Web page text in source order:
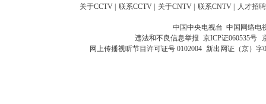
关于CCTV | 联系CCTV | 关于CNTV | 联系CNTV | 人才招聘
中国中央电视台 中国网络电
违法和不良信息举报 京ICP证060535号
网上传播视听节目许可证号 0102004 新出网证（京）